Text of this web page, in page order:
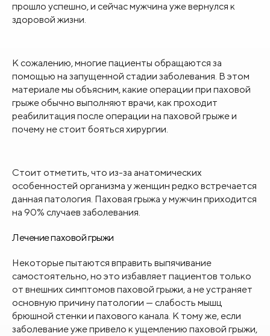
прошло успешно, и сейчас мужчина уже вернулся к
здоровой жизни.
К сожалению, многие пациенты обращаются за
помощью на запущенной стадии заболевания. В этом
материале мы объясним, какие операции при паховой
грыже обычно выполняют врачи, как проходит
реабилитация после операции на паховой грыже и
почему не стоит бояться хирургии.
Стоит отметить, что из-за анатомических
особенностей организма у женщин редко встречается
данная патология. Паховая грыжа у мужчин приходится
на 90% случаев заболевания.
Лечение паховой грыжи
Некоторые пытаются вправить выпячивание
самостоятельно, но это избавляет пациентов только
от внешних симптомов паховой грыжи, а не устраняет
основную причину патологии — слабость мышц
брюшной стенки и пахового канала. К тому же, если
заболевание уже привело к ущемлению паховой грыжи,